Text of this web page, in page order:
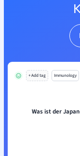
+ Add tag Immunology
Was ist der